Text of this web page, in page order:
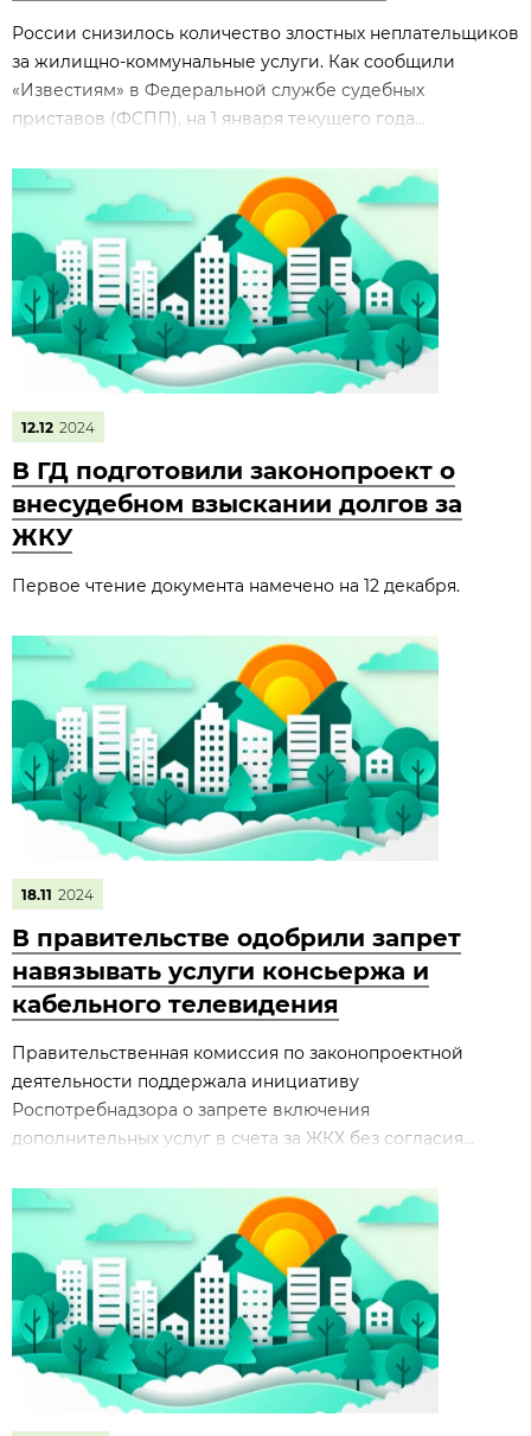
России снизилось количество злостных неплательщиков
за жилищно-коммунальные услуги. Как сообщили
«Известиям» в Федеральной службе судебных
приставов (ФСПП), на 1 января текущего года...
12.12 2024
В ГД подготовили законопроект о
внесудебном взыскании долгов за
ЖКУ
Первое чтение документа намечено на 12 декабря.
18.11 2024
В правительстве одобрили запрет
навязывать услуги консьержа и
кабельного телевидения
Правительственная комиссия по законопроектной
деятельности поддержала инициативу
Роспотребнадзора о запрете включения
дополнительных услуг в счета за ЖКХ без согласия...